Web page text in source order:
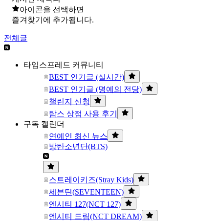
아이콘을 선택하면
즐겨찾기에 추가됩니다.
전체글
타임스프레드 커뮤니티
BEST 인기글 (실시간)
BEST 인기글 (명예의 전당)
챌린지 신청
탐스 상점 사용 후기
구독 캘린더
연예인 최신 뉴스
방탄소년단(BTS)
스트레이키즈(Stray Kids)
세븐틴(SEVENTEEN)
엔시티 127(NCT 127)
엔시티 드림(NCT DREAM)